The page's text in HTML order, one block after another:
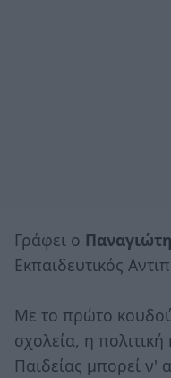
Γράφει ο
Εκπαιδευτικός
Mε το πρώτο
σχολεία, η
Παιδείας μπορεί ν'